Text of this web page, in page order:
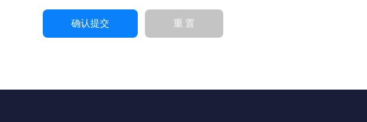
确认提交 重 置